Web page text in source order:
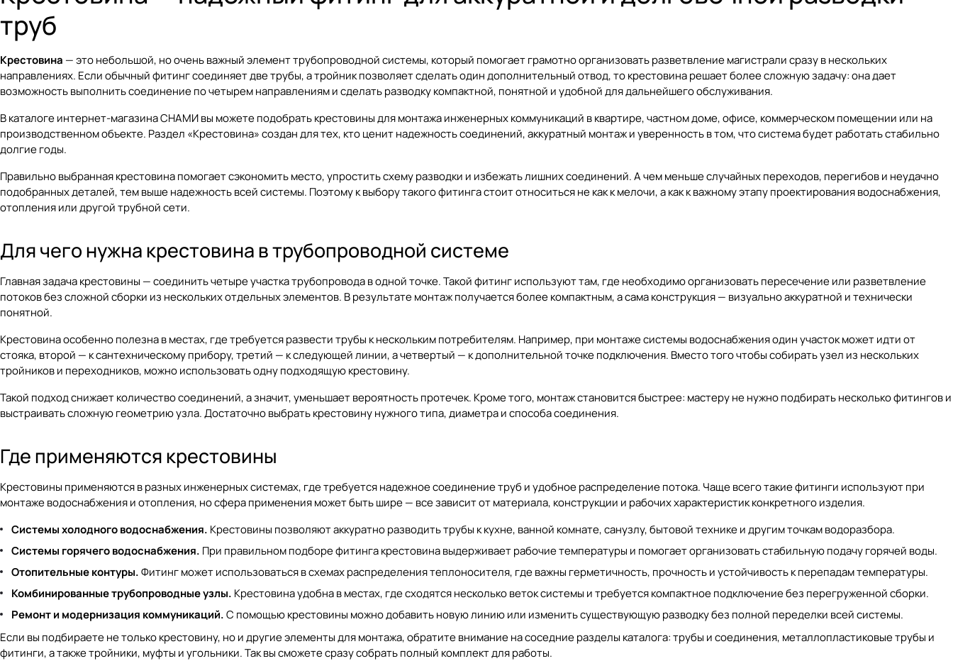
труб
Крестовина — это небольшой, но очень важный элемент трубопроводной системы, который помогает грамотно организовать разветвление магистрали сразу в нескольких
направлениях. Если обычный фитинг соединяет две трубы, а тройник позволяет сделать один дополнительный отвод, то крестовина решает более сложную задачу: она дает
возможность выполнить соединение по четырем направлениям и сделать разводку компактной, понятной и удобной для дальнейшего обслуживания.
В каталоге интернет-магазинаСНАМИвы можете подобрать крестовины для монтажа инженерных коммуникаций в квартире, частном доме, офисе, коммерческом помещении или на
производственном объекте. Раздел «Крестовина»создан для тех, кто ценит надежность соединений, аккуратный монтаж и уверенность в том, что система будет работать стабильно
долгие годы.
Правильно выбранная крестовина помогает сэкономить место, упростить схему разводки и избежать лишних соединений. А чем меньше случайных переходов, перегибов и неудачно
подобранных деталей, тем выше надежность всей системы. Поэтому к выбору такого фитинга стоит относиться не как к мелочи, а как к важному этапу проектирования водоснабжения,
отопления или другой трубной сети.
Для чего нужна крестовина в трубопроводной системе
Главная задача крестовины — соединить четыре участка трубопровода в одной точке. Такой фитинг используют там, где необходимо организовать пересечение или разветвление
потоков без сложной сборки из нескольких отдельных элементов. В результате монтаж получается более компактным, а сама конструкция — визуально аккуратной и технически
понятной.
Крестовина особенно полезна в местах, где требуется развести трубы к нескольким потребителям. Например, при монтаже системы водоснабжения один участок может идти от
стояка, второй — к сантехническому прибору, третий — к следующей линии, а четвертый — к дополнительной точке подключения. Вместо того чтобы собирать узел из нескольких
тройников и переходников, можно использовать одну подходящую крестовину.
Такой подход снижает количество соединений, а значит, уменьшает вероятность протечек. Кроме того, монтаж становится быстрее: мастеру не нужно подбирать несколько фитингов и
выстраивать сложную геометрию узла. Достаточно выбрать крестовину нужного типа, диаметра и способа соединения.
Где применяются крестовины
Крестовины применяются в разных инженерных системах, где требуется надежное соединение труб и удобное распределение потока. Чаще всего такие фитинги используют при
монтаже водоснабжения и отопления, но сфера применения может быть шире — все зависит от материала, конструкции и рабочих характеристик конкретного изделия.
Системы холодного водоснабжения. Крестовины позволяют аккуратно разводить трубы к кухне, ванной комнате, санузлу, бытовой технике и другим точкам водоразбора.
Системы горячего водоснабжения. При правильном подборе фитинга крестовина выдерживает рабочие температуры и помогает организовать стабильную подачу горячей воды.
Отопительные контуры.Фитинг может использоваться в схемах распределения теплоносителя, где важны герметичность, прочность и устойчивость к перепадам температуры.
Комбинированные трубопроводные узлы. Крестовина удобна в местах, где сходятся несколько веток системы и требуется компактное подключение без перегруженной сборки.
Ремонт и модернизация коммуникаций.С помощью крестовины можно добавить новую линию или изменить существующую разводку без полной переделки всей системы.
Если вы подбираете не только крестовину, но и другие элементы для монтажа, обратите внимание на соседние разделы каталога:трубы и соединения, металлопластиковые трубы и
фитинги, а такжетройники, муфты иугольники. Так вы сможете сразу собрать полный комплект для работы.